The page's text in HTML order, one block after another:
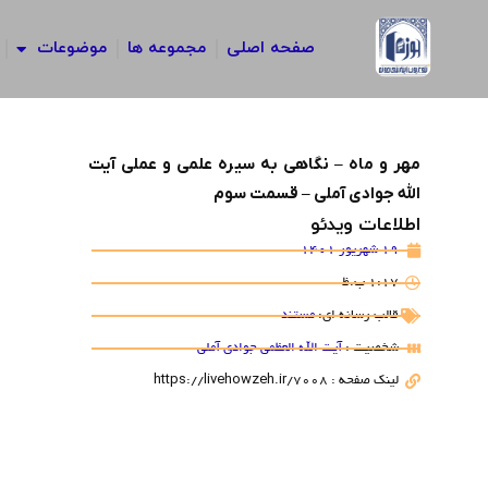
صفحه اصلی مجموعه ها موضوعات
مهر و ماه – نگاهی به سیره علمی و عملی آیت
الله جوادی آملی – قسمت سوم
اطلاعات ویدئو
19 شهریور 1401
1:17 ب.ظ
قالب رسانه ای:مستند
شخصیت :آیت الله العظمی جوادی آملی
لینک صفحه : https://livehowzeh.ir/7008